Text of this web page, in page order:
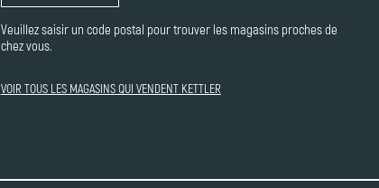
Veuillez saisir un code postal pour trouver les magasins proches de
chez vous.
VOIR TOUS LES MAGASINS QUI VENDENT KETTLER